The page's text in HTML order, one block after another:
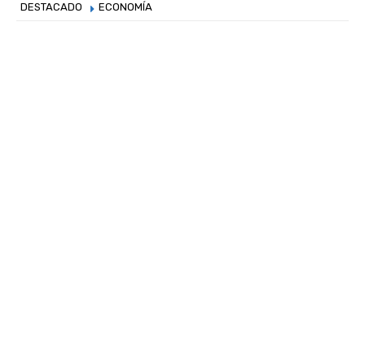
DESTACADO ECONOMÍA